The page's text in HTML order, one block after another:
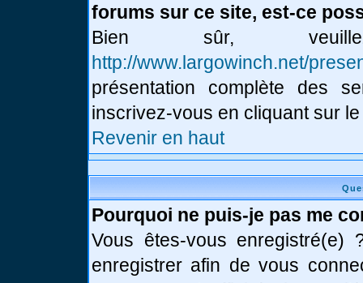
forums sur ce site, est-ce
Bien sûr,
http://www.largowinch.net/
présentation complète des
inscrivez-vous en cliquant sur
Revenir en haut
Pourquoi ne puis-je pas me
Vous êtes-vous enregistré(e)
enregistrer afin de vous